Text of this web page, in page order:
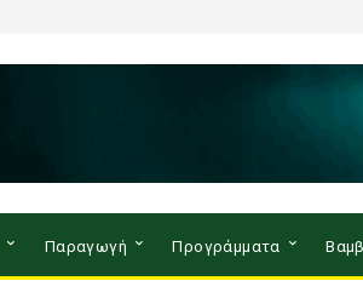
Παραγωγή Προγράμματα